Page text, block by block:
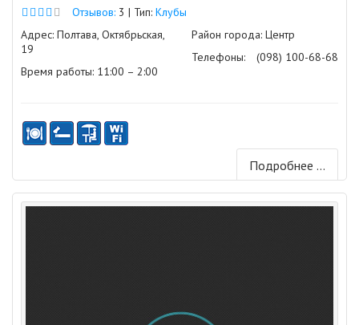
Отзывов: 3 | Тип: Клубы
Адрес: Полтава, Октябрьская,
19
Время работы: 11:00 – 2:00
Район города: Центр
Телефоны:
(098) 100-68-68
Подробнее ...